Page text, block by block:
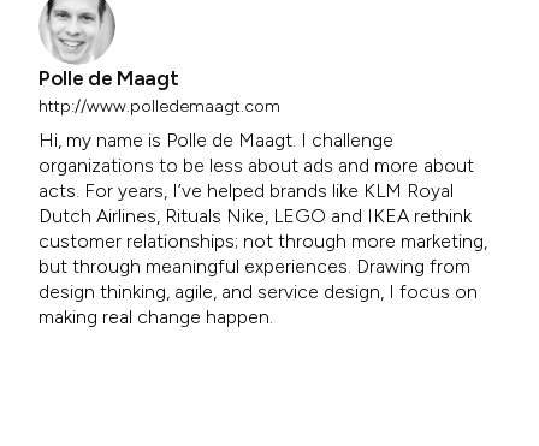
Polle de Maagt
http://www.polledemaagt.com
Hi, my name is Polle de Maagt. I challenge
organizations to be less about ads and more about
acts. For years, I’ve helped brands like KLM Royal
Dutch Airlines, Rituals Nike, LEGO and IKEA rethink
customer relationships; not through more marketing,
but through meaningful experiences. Drawing from
design thinking, agile, and service design, I focus on
making real change happen.